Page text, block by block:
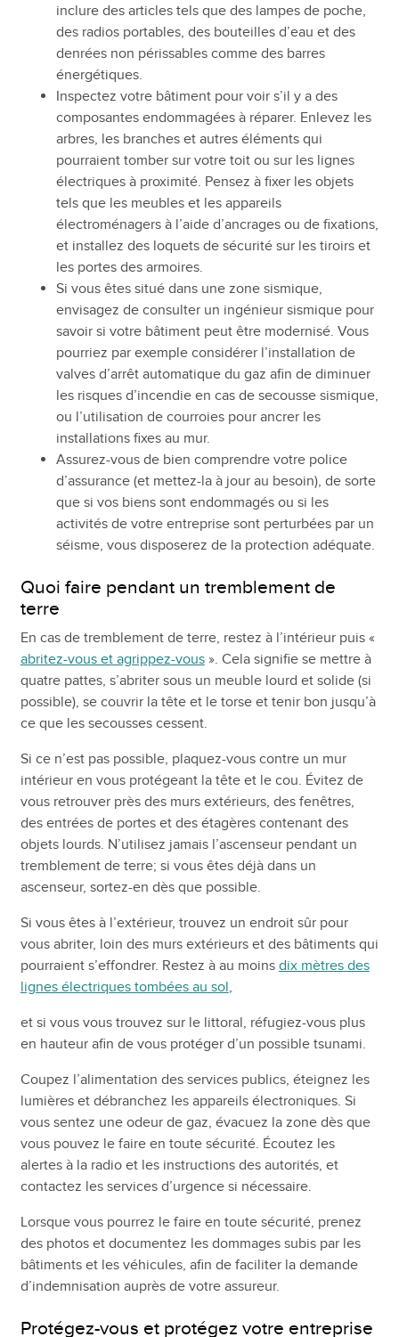
inclure des articles tels que des lampes de poche,
des radios portables, des bouteilles d’eau et des
denrées non périssables comme des barres
énergétiques.
Inspectez votre bâtiment pour voir s’il y a des
composantes endommagées à réparer. Enlevez les
arbres, les branches et autres éléments qui
pourraient tomber sur votre toit ou sur les lignes
électriques à proximité. Pensez à fixer les objets
tels que les meubles et les appareils
électroménagers à l’aide d’ancrages ou de fixations,
et installez des loquets de sécurité sur les tiroirs et
les portes des armoires.
Si vous êtes situé dans une zone sismique,
envisagez de consulter un ingénieur sismique pour
savoir si votre bâtiment peut être modernisé. Vous
pourriez par exemple considérer l’installation de
valves d’arrêt automatique du gaz afin de diminuer
les risques d’incendie en cas de secousse sismique,
ou l’utilisation de courroies pour ancrer les
installations fixes au mur.
Assurez-vous de bien comprendre votre police
d’assurance (et mettez-la à jour au besoin), de sorte
que si vos biens sont endommagés ou si les
activités de votre entreprise sont perturbées par un
séisme, vous disposerez de la protection adéquate.
Quoi faire pendant un tremblement de
terre
En cas de tremblement de terre, restez à l’intérieur puis «
abritez-vous et agrippez-vous». Cela signifie se mettre à
quatre pattes, s’abriter sous un meuble lourd et solide (si
possible), se couvrir la tête et le torse et tenir bon jusqu’à
ce que les secousses cessent.
Si ce n’est pas possible, plaquez-vous contre un mur
intérieur en vous protégeant la tête et le cou. Évitez de
vous retrouver près des murs extérieurs, des fenêtres,
des entrées de portes et des étagères contenant des
objets lourds. N’utilisez jamais l’ascenseur pendant un
tremblement de terre; si vous êtes déjà dans un
ascenseur, sortez-en dès que possible.
Si vous êtes à l’extérieur, trouvez un endroit sûr pour
vous abriter, loin des murs extérieurs et des bâtiments qui
pourraient s’effondrer. Restez à au moins dix mètres des
lignes électriques tombées au sol,
et si vous vous trouvez sur le littoral, réfugiez-vous plus
en hauteur afin de vous protéger d’un possible tsunami.
Coupez l’alimentation des services publics, éteignez les
lumières et débranchez les appareils électroniques. Si
vous sentez une odeur de gaz, évacuez la zone dès que
vous pouvez le faire en toute sécurité. Écoutez les
alertes à la radio et les instructions des autorités, et
contactez les services d’urgence si nécessaire.
Lorsque vous pourrez le faire en toute sécurité, prenez
des photos et documentez les dommages subis par les
bâtiments et les véhicules, afin de faciliter la demande
d’indemnisation auprès de votre assureur.
Protégez-vous et protégez votre entreprise